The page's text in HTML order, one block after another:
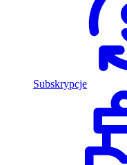
Subskrypcje